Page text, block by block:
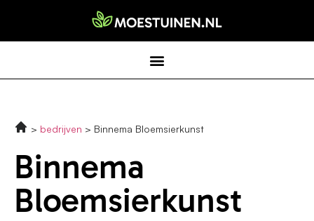
bedrijven Binnema Bloemsierkunst
Binnema
Bloemsierkunst